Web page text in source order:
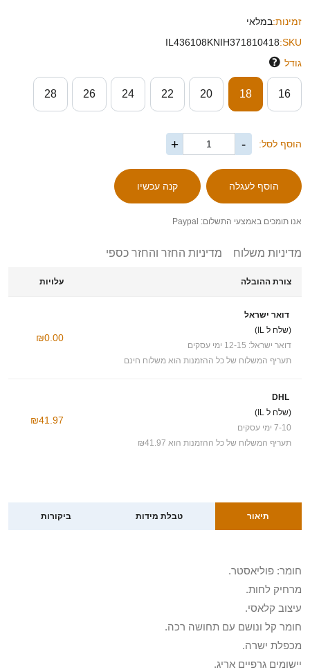
זמינות:במלאי
SKU:
IL436108KNIH371810418
גודל
16
18
20
22
24
26
28
הוסף לסל: -
+
אנו תומכים באמצעי התשלום: Paypal
מדיניות משלוח מדיניות החזר והחזר כספי
צורת ההובלה עלויות
דואר ישראל
(שלח ל IL)
דואר ישראל: 12-15 ימי עסקים
תעריף המשלוח של כל ההזמנות הוא משלוח חינם
₪0.00
DHL
(שלח ל IL)
7-10 ימי עסקים
תעריף המשלוח של כל ההזמנות הוא ₪41.97
₪41.97
תיאור טבלת מידות ביקורות
חומר: פוליאסטר.
מרחיק לחות.
עיצוב קלאסי.
חומר קל ונושם עם תחושה רכה.
מכפלת ישרה.
יישומים גרפיים אריג.